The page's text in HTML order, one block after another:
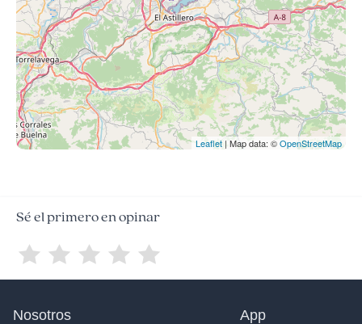
Leaflet | Map data: ©OpenStreetMap
Sé el primero en opinar
Nosotros App